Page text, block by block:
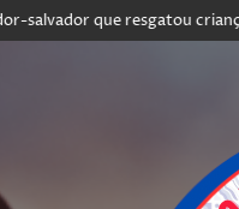
que resgatou criança reage